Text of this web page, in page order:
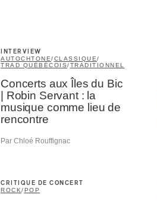
INTERVIEW
AUTOCHTONE/CLASSIQUE/
TRAD QUÉBÉCOIS/TRADITIONNEL
Concerts aux Îles du Bic
| Robin Servant : la
musique comme lieu de
rencontre
Par Chloé Rouffignac
CRITIQUE DE CONCERT
ROCK/ POP
Nom*